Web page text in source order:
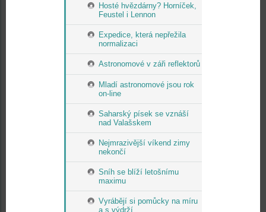
Hosté hvězdárny? Horníček,
Feustel i Lennon
Expedice, která nepřežila
normalizaci
Astronomové v záři reflektorů
Mladí astronomové jsou rok
on-line
Saharský písek se vznáší
nad Valašskem
Nejmrazivější víkend zimy
nekončí
Sníh se blíží letošnímu
maximu
Vyrábějí si pomůcky na míru
a s výdrží